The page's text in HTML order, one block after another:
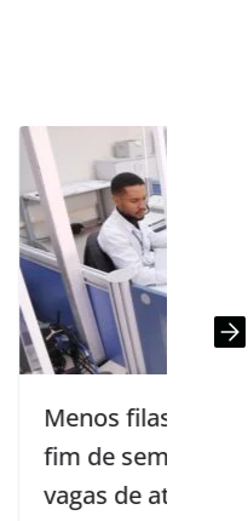
Mutirão neste
17) oferta 605
na Paraíba